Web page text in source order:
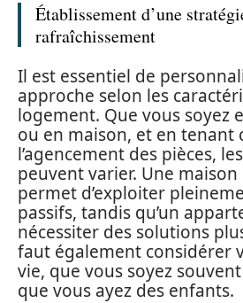
Établissement d’une
rafraîchissement
Il est essentiel de
approche selon les
logement. Que vous soyez
ou en maison, et en tenant
l’agencement des pièces,
peuvent varier. Une
permet d’exploiter
passifs, tandis qu’un
nécessiter des solutions
faut également considérer
vie, que vous soyez
que vous ayez des enfants.